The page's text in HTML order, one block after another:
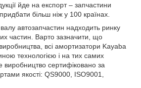
йде на експорт – запчастини
більш ніж у 100 країнах.
автозапчастин надходить ринку
частин. Варто зазначити, що
всі амортизатори Kayaba
технологією і на тих самих
виробництво сертифіковано за
якості: QS9000, ISO9001,